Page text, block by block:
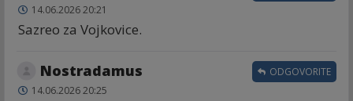
14.06.2026 20:21
Sazreo za Vojkovice.
Nostradamus
14.06.2026 20:25
ODGOVORITE